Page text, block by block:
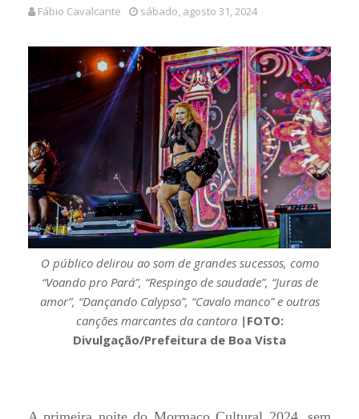
Fábio Cavalcante sábado, agosto 31, 2024
O público delirou ao som de grandes sucessos, como
“Voando pro Pará”, “Respingo de saudade”, “Juras de
amor”, “Dançando Calypso”, “Cavalo manco” e outras
canções marcantes da cantora | FOTO:
Divulgação/Prefeitura de Boa Vista